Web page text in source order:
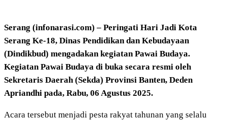
Serang (infonarasi.com) – Peringati Hari Jadi Kota
Serang Ke-18, Dinas Pendidikan dan Kebudayaan
(Dindikbud) mengadakan kegiatan Pawai Budaya.
Kegiatan Pawai Budaya di buka secara resmi oleh
Sekretaris Daerah (Sekda) Provinsi Banten, Deden
Apriandhi pada, Rabu, 06 Agustus 2025.
Acara tersebut menjadi pesta rakyat tahunan yang selalu